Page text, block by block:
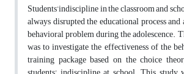
Students’indiscipline in the classroom and
always disrupted the educational process
behavioral problem during the adolescence.
was to investigate the effectiveness of the
training package based on the choice